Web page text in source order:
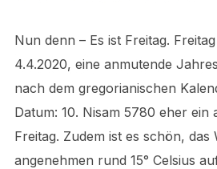
Nun denn – Es ist Freitag.
4.4.2020, eine anmutende
nach dem gregorianischen
Datum: 10. Nisam 5780 eher
Freitag. Zudem ist es schön, das
angenehmen rund 15° Celsius